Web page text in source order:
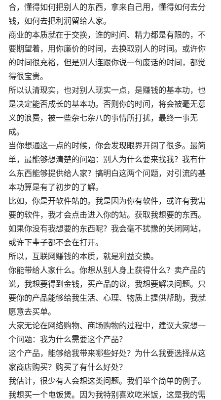
合，懂得如何把别人的东西，拿来自己用，懂得如何去分
钱，如何去把利润留给人家。
商业的本质就在于交换，谁的时间、精力都是有限的，不
要期望着，用你廉价的时间，去换取别人的时间。或许你
的时间很充裕，但是别人连跟你说一句废话的时间，都觉
得很宝贵。
所以认清现实，也对别人现实一点，是赚钱的基本功，也
是决定能否成长的基本功。否则你的时间，将会被毫无意
义的浪费，被一些杂七杂八的事情所打扰，最终一事无
成。
当你想通这一点的时候，你会发现眼界开阔了很多。最简
单，最能够想清楚的问题：别人为什么要来找我？我有什
么东西能够提供给人家？搞明白这两个问题，对引流的基
本功算是有了初步的了解。
比如，你是开软件站的。我是因为你有软件，或许有我需
要的软件，我才会点击进入你的站。获取我想要的东西。
如果你没有我想要的东西呢？我会毫不犹豫的关闭网站，
或许下辈子都不会在打开。
所以，互联网赚钱的本质，就是利益交换。
你能带给人家什么。你想从别人身上获得什么？卖产品的
说，我想要得到金钱，买产品的说，我想要解决问题。只
要你的产品能够给我生活、心理、物质上提供帮助，我就
愿意去买单。
大家无论在网络购物、商场购物的过程中，建议大家想一
个问题：我为什么需要这个产品？
这个产品，能够给我带来哪些好处？为什么我要选择从这
家商店购买？购买了有什么好处？
我估计，很少有人会想这类问题。我们举个简单的例子。
我想买一个电饭煲。因为我特别喜欢吃米饭，这是我的需